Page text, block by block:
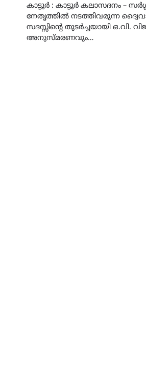
കാട്ടൂർ : കാട്ടൂർ കലാസദനം –
നേതൃത്തിൽ നടത്തിവരുന്ന
സദസ്സിൻ്റെ തുടർച്ചയായി ഒ.വി.
അനുസ്മരണവും…